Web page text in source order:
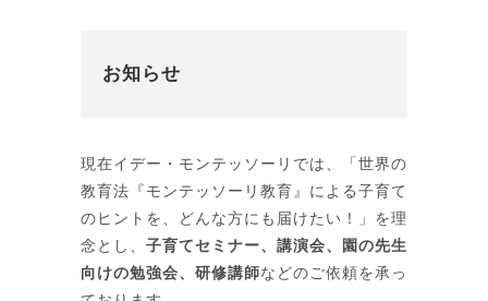
お知らせ
現在イデー・モンテッソーリでは、「世界の
教育法『モンテッソーリ教育』による子育て
のヒントを、どんな方にも届けたい！」を理
念とし、 子育てセミナー、講演会、園の先生
向けの勉強会、研修講師などのご依頼を承っ